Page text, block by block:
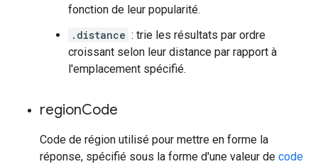
fonction de leur popularité.
.distance : trie les résultats par ordre
croissant selon leur distance par rapport à
l'emplacement spécifié.
regionCode
Code de région utilisé pour mettre en forme la
réponse, spécifié sous la forme d'une valeur de code